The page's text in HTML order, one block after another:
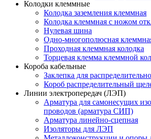
Колодки клеммные
Колодка заземления клеммная
Колодка клеммная с ножом
Нулевая шина
Одно-многополюсная
Проходная клеммная колодка
Торцевая клемма клеммной
Короба кабельные
Заклепка для
Короб распределительный
Линии электропередач (ЛЭП)
Арматура для самонесущих
проводов (арматура СИП)
Арматура линейно-сцепная
Изоляторы для ЛЭП